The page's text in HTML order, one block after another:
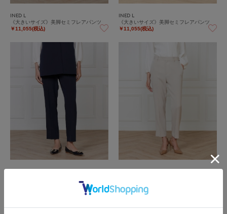
INED L
《大きいサイズ》美脚セミフレアパンツ
￥11,055(税込)
INED L
《大きいサイズ》美脚セミフレアパンツ
￥11,055(税込)
￥25,300(税込)